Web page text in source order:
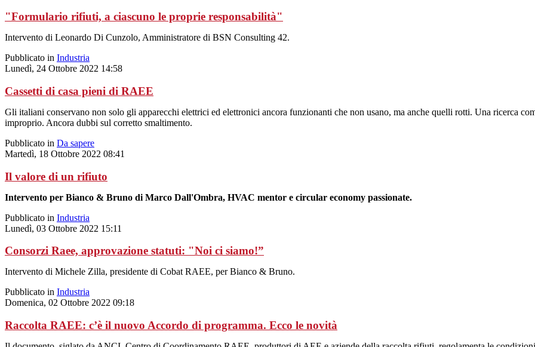
"Formulario rifiuti, a ciascuno le proprie responsabilità"
Intervento di Leonardo Di Cunzolo, Amministratore di BSN Consulting 42.
Pubblicato in Industria
Lunedì, 24 Ottobre 2022 14:58
Cassetti di casa pieni di RAEE
Gli italiani conservano non solo gli apparecchi elettrici ed elettronici ancora funzionanti che non usano, ma anche quelli rotti. Una ricerca
improprio. Ancora dubbi sul corretto smaltimento.
Pubblicato in Da sapere
Martedì, 18 Ottobre 2022 08:41
Il valore di un rifiuto
Intervento per Bianco & Bruno di Marco Dall'Ombra, HVAC mentor e circular economy passionate.
Pubblicato in Industria
Lunedì, 03 Ottobre 2022 15:11
Consorzi Raee, approvazione statuti: "Noi ci siamo!”
Intervento di Michele Zilla, presidente di Cobat RAEE, per Bianco & Bruno.
Pubblicato in Industria
Domenica, 02 Ottobre 2022 09:18
Raccolta RAEE: c’è il nuovo Accordo di programma. Ecco le novità